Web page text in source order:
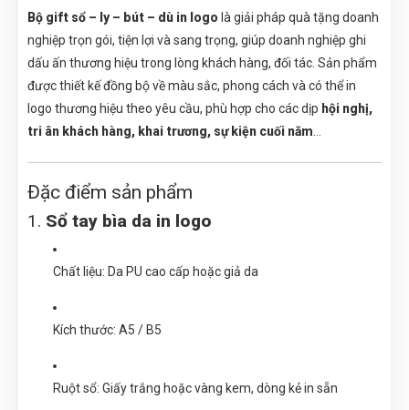
Bộ gift sổ – ly – bút – dù in logo là giải pháp quà tặng doanh
nghiệp trọn gói, tiện lợi và sang trọng, giúp doanh nghiệp ghi
dấu ấn thương hiệu trong lòng khách hàng, đối tác. Sản phẩm
được thiết kế đồng bộ về màu sắc, phong cách và có thể in
logo thương hiệu theo yêu cầu, phù hợp cho các dịp hội nghị,
tri ân khách hàng, khai trương, sự kiện cuối năm
Đặc điểm sản phẩm
1. Sổ tay bìa da in logo
Chất liệu: Da PU cao cấp hoặc giả da
Kích thước: A5 / B5
Ruột sổ: Giấy trắng hoặc vàng kem, dòng kẻ in sẵn